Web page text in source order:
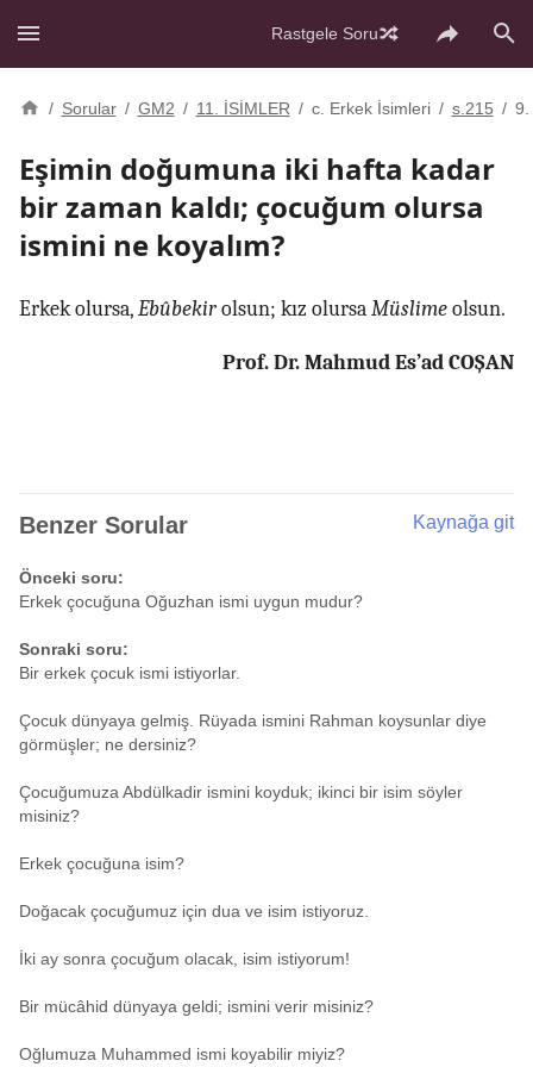
Rastgele Soru
/ Sorular / GM2 / 11. İSİMLER / c. Erkek İsimleri / s.215 / 9.
Eşimin doğumuna iki hafta kadar
bir zaman kaldı; çocuğum olursa
ismini ne koyalım?
Erkek olursa,Ebûbekirolsun; kız olursaMüslimeolsun.
Prof. Dr. Mahmud Es’ad COŞAN
Benzer Sorular Kaynağa git
Önceki soru:
Erkek çocuğuna Oğuzhan ismi uygun mudur?
Sonraki soru:
Bir erkek çocuk ismi istiyorlar.
Çocuk dünyaya gelmiş. Rüyada ismini Rahman koysunlar diye
görmüşler; ne dersiniz?
Çocuğumuza Abdülkadir ismini koyduk; ikinci bir isim söyler
misiniz?
Erkek çocuğuna isim?
Doğacak çocuğumuz için dua ve isim istiyoruz.
İki ay sonra çocuğum olacak, isim istiyorum!
Bir mücâhid dünyaya geldi; ismini verir misiniz?
Oğlumuza Muhammed ismi koyabilir miyiz?